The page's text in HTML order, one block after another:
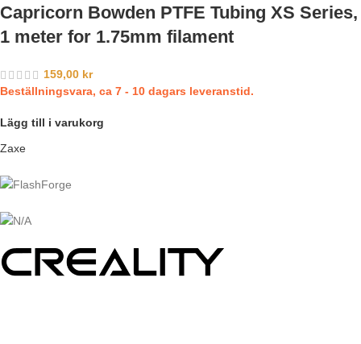
Capricorn Bowden PTFE Tubing XS Series,
1 meter for 1.75mm filament
159,00 kr
Beställningsvara, ca 7 - 10 dagars leveranstid.
Lägg till i varukorg
Zaxe